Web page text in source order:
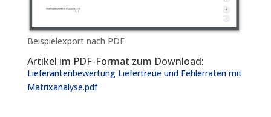
Beispielexport nach PDF
Artikel im PDF-Format zum Download:
Lieferantenbewertung Liefertreue und Fehlerraten mit
Matrixanalyse.pdf